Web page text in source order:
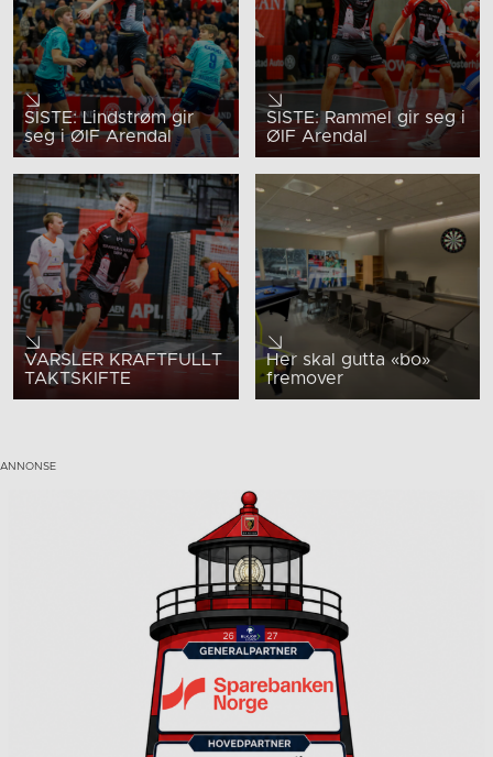
SISTE: Lindstrøm gir
seg i ØIF Arendal
SISTE: Rammel gir seg i
ØIF Arendal
VARSLER KRAFTFULLT
TAKTSKIFTE
Her skal gutta «bo»
fremover